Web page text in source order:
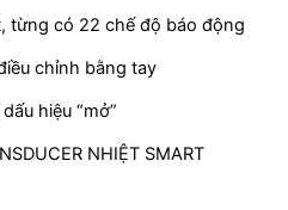
từng có 22 chế độ báo động
chỉnh bằng tay
hiệu “mở”
NHIỆT SMART